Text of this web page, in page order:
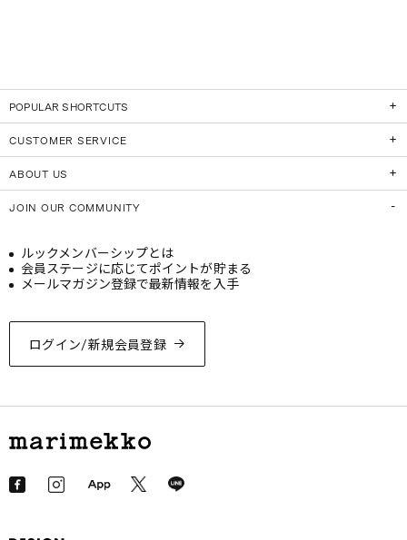
POPULAR SHORTCUTS
CUSTOMER SERVICE
ABOUT US
JOIN OUR COMMUNITY
ログイン/新規会員登録
ルックメンバーシップとは
会員ステージに応じてポイントが貯まる
メールマガジン登録で最新情報を入手